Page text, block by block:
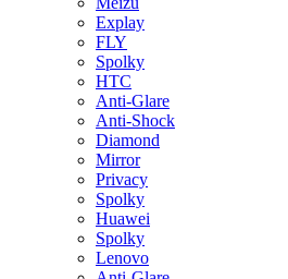
Explay
FLY
Spolky
HTC
Anti-Glare
Anti-Shock
Diamond
Mirror
Privacy
Spolky
Huawei
Spolky
Lenovo